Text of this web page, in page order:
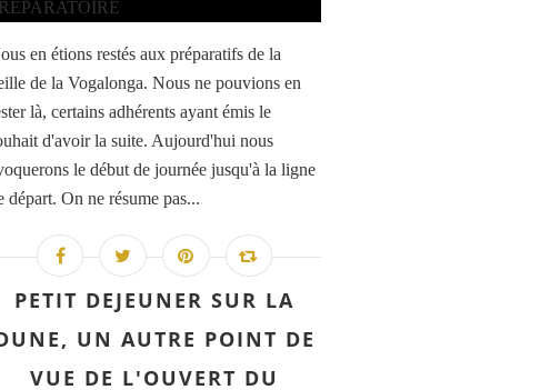
en étions restés aux préparatifs de la
de la Vogalonga. Nous ne pouvions en
là, certains adhérents ayant émis le
d'avoir la suite. Aujourd'hui nous
le début de journée jusqu'à la ligne
départ. On ne résume pas...
PETIT DEJEUNER SUR LA
UN AUTRE POINT DE
VUE DE L'OUVERT DU